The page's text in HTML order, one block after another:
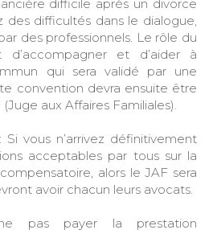
difficile après un divorce
difficultés dans le dialogue,
des professionnels. Le rôle du
d’accompagner et d’aider à
qui sera validé par une
convention devra ensuite être
aux Affaires Familiales).
vous n’arrivez définitivement
acceptables par tous sur la
alors le JAF sera
avoir chacun leurs avocats.
pas payer la prestation